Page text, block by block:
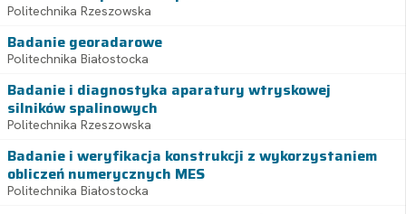
Politechnika Rzeszowska
Badanie georadarowe
Politechnika Białostocka
Badanie i diagnostyka aparatury wtryskowej
silników spalinowych
Politechnika Rzeszowska
Badanie i weryfikacja konstrukcji z wykorzystaniem
obliczeń numerycznych MES
Politechnika Białostocka